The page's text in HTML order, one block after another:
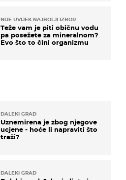
DALEKI GRAD
Uznemirena je zbog njegove
ucjene - hoće li napraviti što
traži?
DALEKI GRAD
NIJE UVIJEK NAJBOLJI IZBOR
Teže vam je piti običnu vodu
pa posežete za mineralnom?
Evo što to čini organizmu